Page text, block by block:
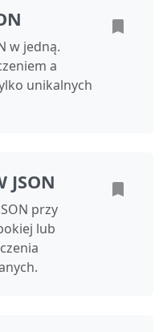
w jedną.
a
unikalnych
JSON
przy
lub